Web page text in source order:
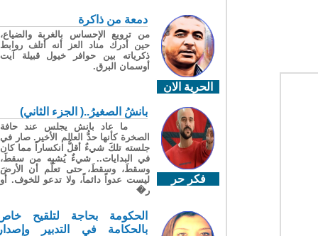
الحرية الان
دمعة من ذاكرة
من ترويع الإحساس بالغربة والضياع،
حين أدرك مناد العز أنه أتلف روابط
ذكرياته بين حوافر خيول قبيلة آيت
أوسمان البرق.
فكر حر
بانشُ الصغيرُ..( الجزء الثاني)
ما عاد بانش يجلس عند حافة
الصخرة كأنها حدُّ العالم الأخير. صار في
جلسته تلكَ شيءٌ أقلُّ انكساراً مما كان
في البدايات.. شيءٌ يُشبِه من سقطَ،
وسقطَ، وسقطَ، حتى تعلّم أن الأرضَ
ليست عدواً دائماً، ولا تدعو للخوف. أو
ر�
الحكومة بحاجة لتلقيح خاص
بالحكامة في التدبير وإصدار